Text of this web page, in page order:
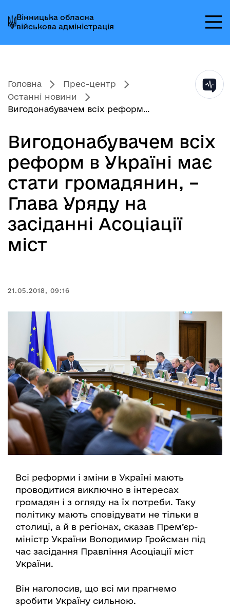
до
головного
меню
до
головного
вмісту
до
головного
колонтитула
Вінницька обласна
військова адміністрація
Головна
Прес-центр
Останні новини
Вигодонабувачем всіх реформ...
Вигодонабувачем всіх
реформ в Україні має
стати громадянин, –
Глава Уряду на
засіданні Асоціації
міст
21.05.2018, 09:16
Всі реформи і зміни в Україні мають
проводитися виключно в інтересах
громадян і з огляду на їх потреби. Таку
політику мають сповідувати не тільки в
столиці, а й в регіонах, сказав Прем’єр-
міністр України Володимир Гройсман під
час засідання Правління Асоціації міст
України.
Він наголосив, що всі ми прагнемо
зробити Україну сильною.